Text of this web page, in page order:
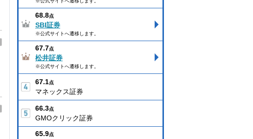
68.8点
SBI証券
※公式サイトへ遷移します。
67.7点
松井証券
※公式サイトへ遷移します。
67.1点
マネックス証券
66.3点
GMOクリック証券
65.9点